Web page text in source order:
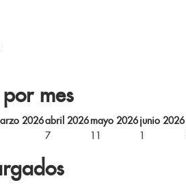
mes
2026abril 2026mayo 2026junio 2026
7 11 1